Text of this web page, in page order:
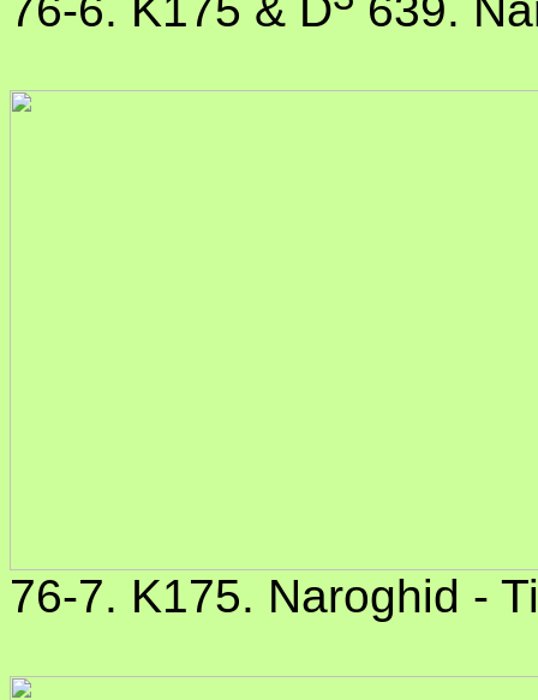
76-7. K175. Naroghid -